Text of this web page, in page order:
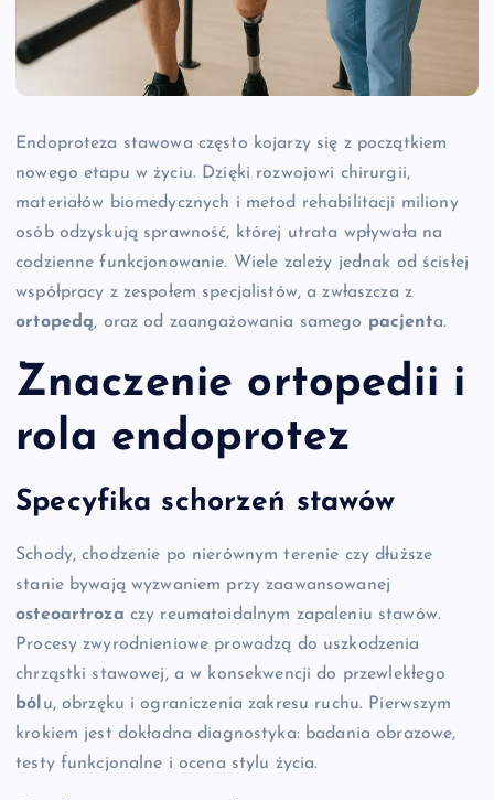
Endoproteza stawowa często kojarzy się z początkiem
nowego etapu w życiu. Dzięki rozwojowi chirurgii,
materiałów biomedycznych i metod rehabilitacji miliony
osób odzyskują sprawność, której utrata wpływała na
codzienne funkcjonowanie. Wiele zależy jednak od ścisłej
współpracy z zespołem specjalistów, a zwłaszcza z
ortopedą, oraz od zaangażowania samego pacjenta.
Znaczenie ortopedii i
rola endoprotez
Specyfika schorzeń stawów
Schody, chodzenie po nierównym terenie czy dłuższe
stanie bywają wyzwaniem przy zaawansowanej
osteoartroza czy reumatoidalnym zapaleniu stawów.
Procesy zwyrodnieniowe prowadzą do uszkodzenia
chrząstki stawowej, a w konsekwencji do przewlekłego
ból u, obrzęku i ograniczenia zakresu ruchu. Pierwszym
krokiem jest dokładna diagnostyka: badania obrazowe,
testy funkcjonalne i ocena stylu życia.